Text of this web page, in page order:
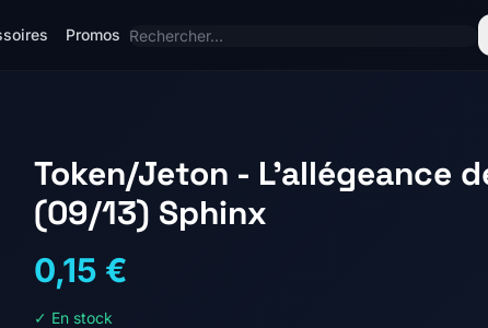
Promos
Token/Jeton - L'allégeance
(09/13) Sphinx
0,15 €
✓ En stock